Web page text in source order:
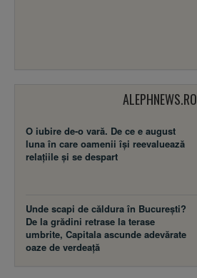
ALEPHNEWS.RO
O iubire de-o vară. De ce e august
luna în care oamenii își reevaluează
relațiile și se despart
Unde scapi de căldura în București?
De la grădini retrase la terase
umbrite, Capitala ascunde adevărate
oaze de verdeață